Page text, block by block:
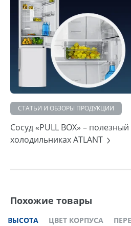
СТАТЬИ И ОБЗОРЫ ПРОДУКЦИИ
Сосуд «PULL BOX» – полезный
холодильниках ATLANT
Похожие товары
ВЫСОТА ЦВЕТ КОРПУСА